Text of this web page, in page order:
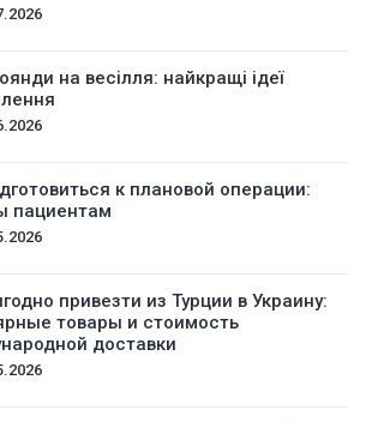
на весілля: найкращі ідеї
к плановой операции:
пациентам
привезти из Турции в Украину:
товары и стоимость
доставки